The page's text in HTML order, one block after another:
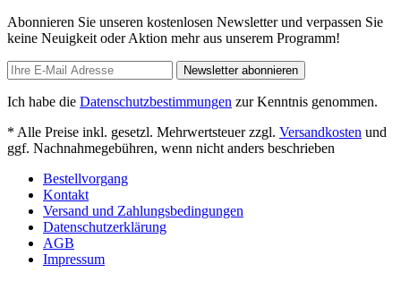
Abonnieren Sie unseren kostenlosen Newsletter und verpassen Sie
keine Neuigkeit oder Aktion mehr aus unserem Programm!
Newsletter abonnieren
Ich habe die Datenschutzbestimmungen zur Kenntnis genommen.
* Alle Preise inkl. gesetzl. Mehrwertsteuer zzgl. Versandkosten und
ggf. Nachnahmegebühren, wenn nicht anders beschrieben
Bestellvorgang
Kontakt
Versand und Zahlungsbedingungen
Datenschutzerklärung
AGB
Impressum